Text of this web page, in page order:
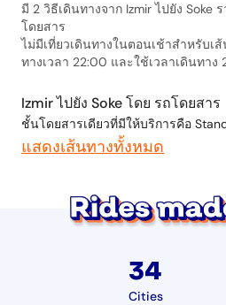
มี 2 วิธีเดินทางจาก Izmir ไปยัง Soke
โดยสาร
ไม่มีเที่ยวเดินทางในตอนเช้าสำหรับเ
ทางเวลา 22:00 และใช้เวลาเดินทาง
Izmir ไปยัง Soke โดย รถโดยสาร
ชั้นโดยสารเดียวที่มีให้บริการคือ
แสดงเส้นทางทั้งหมด
34
Cities